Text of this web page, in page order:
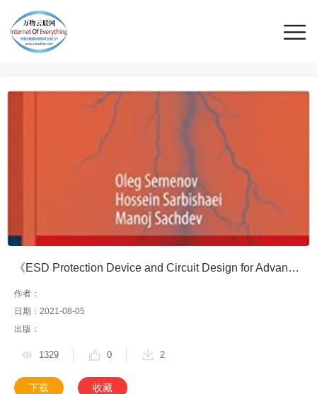
《ESD Protection Device and Circuit Design for Advanced CMOS Technologies（先进CMOS工艺ESD保护装置及电路设计）》
作者：
日期：2021-08-05
出版：
下载 收藏
1329 0 2